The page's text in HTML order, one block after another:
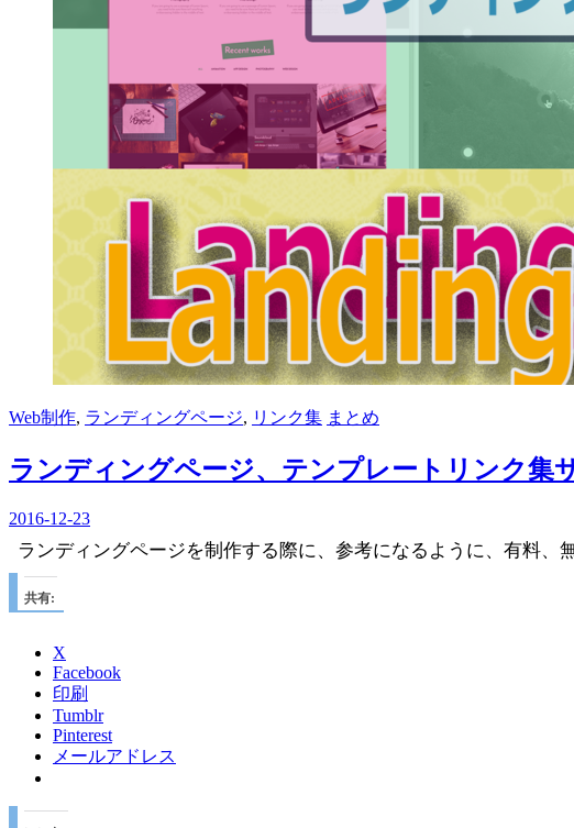
Web制作, ランディングページ, リンク集 まとめ
ランディングページ、テンプレートリンク集
2016-12-23
ランディングページを制作する際に、参考になるように、有料、
共有:
X
Facebook
印刷
Tumblr
Pinterest
メールアドレス